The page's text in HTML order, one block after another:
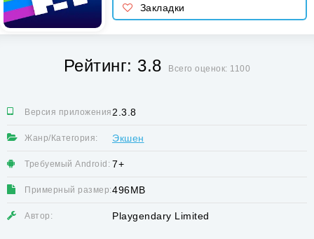
Закладки
Рейтинг: 3.8 Всего оценок: 1100
Версия приложения:2.3.8
Жанр/Категория: Экшен
Требуемый Android: 7+
Примерный размер:496MB
Автор: Playgendary Limited